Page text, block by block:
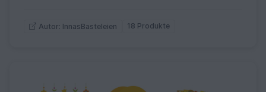
Autor: InnasBasteleien 18 Produkte